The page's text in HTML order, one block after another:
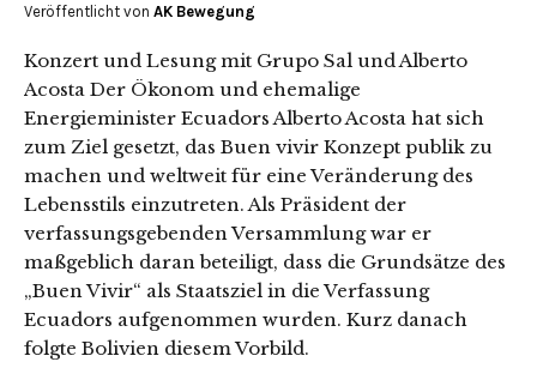
Veröffentlicht von AK Bewegung
Konzert und Lesung mit Grupo Sal und Alberto
Acosta Der Ökonom und ehemalige
Energieminister Ecuadors Alberto Acosta hat sich
zum Ziel gesetzt, das Buen vivir Konzept publik zu
machen und weltweit für eine Veränderung des
Lebensstils einzutreten. Als Präsident der
verfassungsgebenden Versammlung war er
maßgeblich daran beteiligt, dass die Grundsätze des
„Buen Vivir“ als Staatsziel in die Verfassung
Ecuadors aufgenommen wurden. Kurz danach
folgte Bolivien diesem Vorbild.